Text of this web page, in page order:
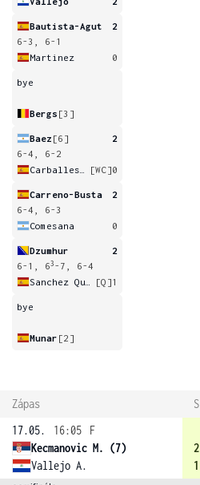
Bautista-Agut
2
6-3, 6-1
Martinez
0
bye
Bergs [3]
Baez [6]
2
6-4, 6-2
[WC]0
Carreno-Busta
2
6-4, 6-3
Comesana
0
Dzumhur
2
6-1, 63 -7, 6-4
[Q]1
bye
Munar [2]
Zápas S
17.05.
16:05
F
Kecmanovic M. (7)
Vallejo A.
2
1